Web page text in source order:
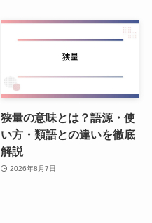
狭量の意味とは？語源・使
い方・類語との違いを徹底
解説
2026年8月7日